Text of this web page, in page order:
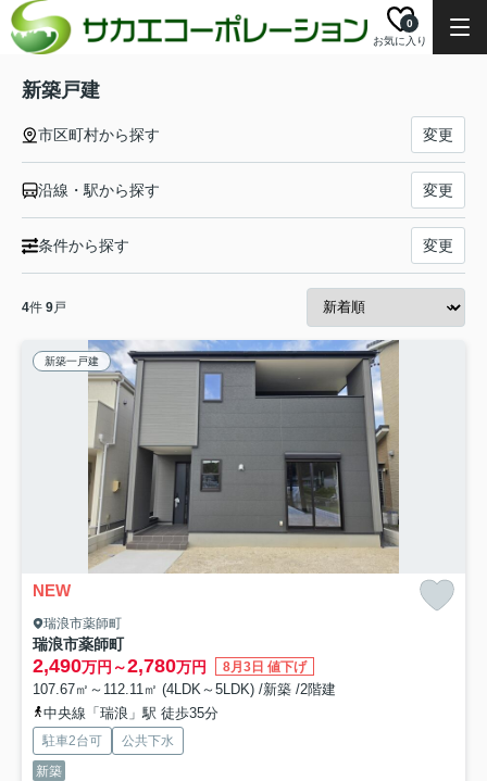
お気に入り
0
新築戸建
市区町村から探す 変更
沿線・駅から探す 変更
条件から探す 変更
4件 9戸
新築一戸建
NEW
瑞浪市薬師町
瑞浪市薬師町
2,490万円～2,780万円 8月3日 値下げ
107.67㎡～112.11㎡ (4LDK～5LDK) /新築 /2階建
中央線「瑞浪」駅 徒歩35分
駐車2台可
公共下水
新築